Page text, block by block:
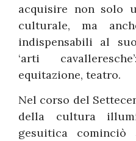
acquisire non solo
culturale, ma
indispensabili al
‘arti
equitazione, teatro.
Nel corso del
della cultura
gesuitica